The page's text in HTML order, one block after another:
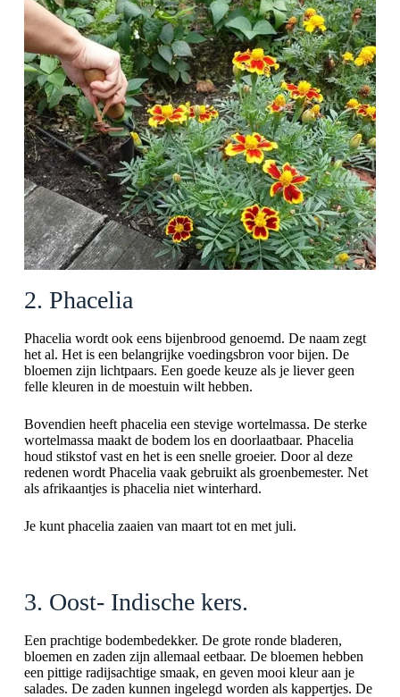
2. Phacelia
Phacelia wordt ook eens bijenbrood genoemd. De naam zegt
het al. Het is een belangrijke voedingsbron voor bijen. De
bloemen zijn lichtpaars. Een goede keuze als je liever geen
felle kleuren in de moestuin wilt hebben.
Bovendien heeft phacelia een stevige wortelmassa. De sterke
wortelmassa maakt de bodem los en doorlaatbaar. Phacelia
houd stikstof vast en het is een snelle groeier. Door al deze
redenen wordt Phacelia vaak gebruikt als groenbemester. Net
als afrikaantjes is phacelia niet winterhard.
Je kunt phacelia zaaien van maart tot en met juli.
3. Oost- Indische kers.
Een prachtige bodembedekker. De grote ronde bladeren,
bloemen en zaden zijn allemaal eetbaar. De bloemen hebben
een pittige radijsachtige smaak, en geven mooi kleur aan je
salades. De zaden kunnen ingelegd worden als kappertjes. De